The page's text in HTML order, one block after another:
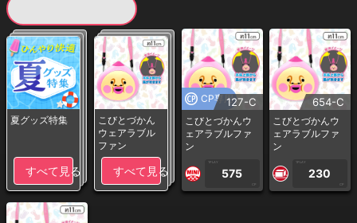
夏グッズ特集
すべて見る
こびとづかん
ウェアラブル
ファン
すべて見る
CP専用127-C
こびとづかんウ
ェアラブルファ
ン
1PLAY
575
CP
654-C
こびとづかんウ
ェアラブルファ
ン
1PLAY
230
CP